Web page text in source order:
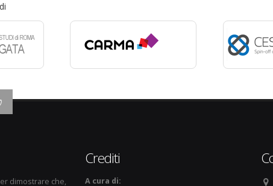
dimostrare che,
Crediti
A cura di: